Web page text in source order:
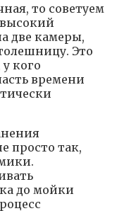
то советуем
высокий
две камеры,
Это
кого
времени
просто так,
до мойки